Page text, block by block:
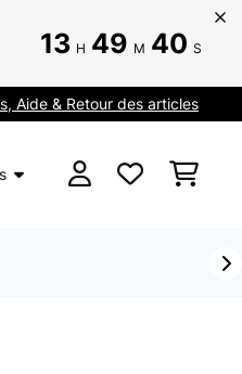
13 H 49 M 39 S
Aide & Retour des articles